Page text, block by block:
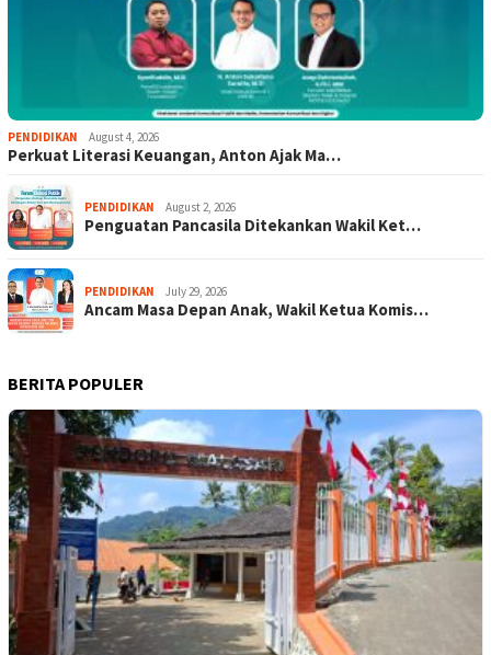
PENDIDIKAN August 4, 2026
Perkuat Literasi Keuangan, Anton Ajak Ma…
PENDIDIKAN August 2, 2026
Penguatan Pancasila Ditekankan Wakil Ket…
PENDIDIKAN July 29, 2026
Ancam Masa Depan Anak, Wakil Ketua Komis…
BERITA POPULER